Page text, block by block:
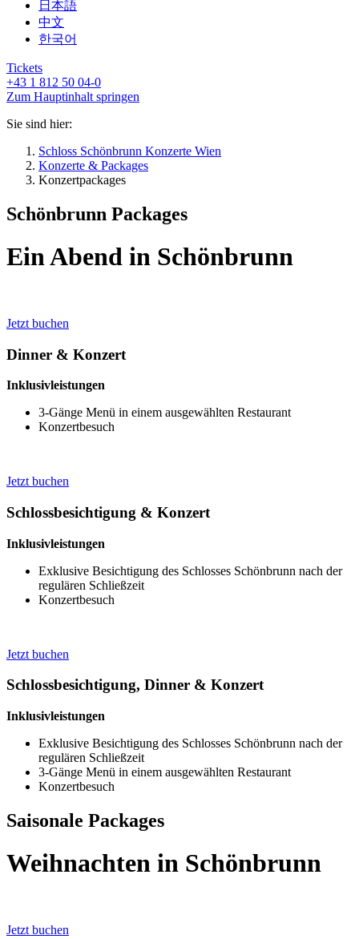
日本語
中文
한국어
Tickets
+43 1 812 50 04-0
Zum Hauptinhalt springen
Sie sind hier:
Schloss Schönbrunn Konzerte Wien
Konzerte & Packages
Konzertpackages
Schönbrunn Packages
Ein Abend in Schönbrunn
Jetzt buchen
Dinner & Konzert
Inklusivleistungen
3-Gänge Menü in einem ausgewählten Restaurant
Konzertbesuch
Jetzt buchen
Schlossbesichtigung & Konzert
Inklusivleistungen
Exklusive Besichtigung des Schlosses Schönbrunn nach der
regulären Schließzeit
Konzertbesuch
Jetzt buchen
Schlossbesichtigung, Dinner & Konzert
Inklusivleistungen
Exklusive Besichtigung des Schlosses Schönbrunn nach der
regulären Schließzeit
3-Gänge Menü in einem ausgewählten Restaurant
Konzertbesuch
Saisonale Packages
Weihnachten in Schönbrunn
Jetzt buchen